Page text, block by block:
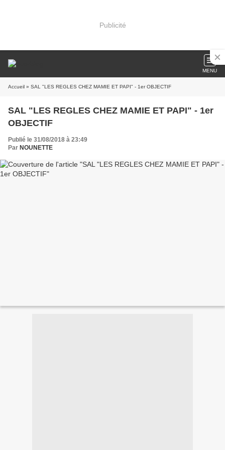
Publicité
MENU
Accueil » SAL "LES REGLES CHEZ MAMIE ET PAPI" - 1er OBJECTIF
SAL "LES REGLES CHEZ MAMIE ET PAPI" - 1er
OBJECTIF
Publié le 31/08/2018 à 23:49
Par NOUNETTE